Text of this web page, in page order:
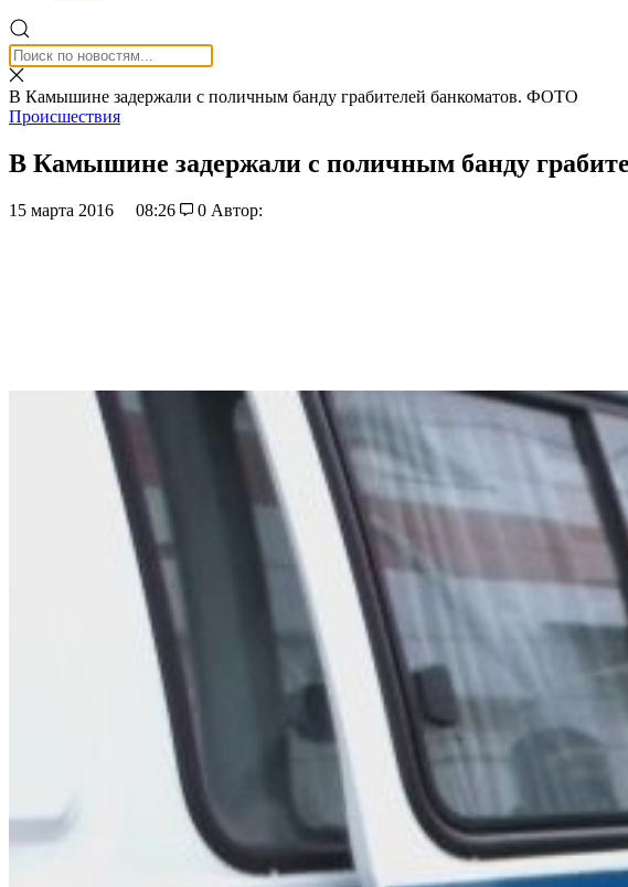
В Камышине задержали с поличным банду грабителей банкоматов. ФОТО
Происшествия
В Камышине задержали с поличным банду
15 марта 2016 08:26 0 Автор: